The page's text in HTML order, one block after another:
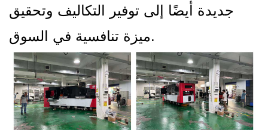
جديدة أيضًا إلى توفير التكاليف وتحقيق
ميزة تنافسية في السوق.